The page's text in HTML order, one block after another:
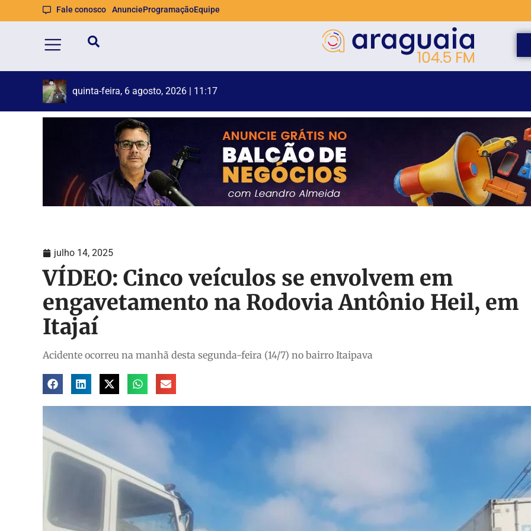
Fale conosco AnuncieProgramaçãoEquipe
quinta-feira, 6 agosto, 2026 | 10:35
julho 14, 2025
VÍDEO: Cinco veículos se envolvem em
engavetamento na Rodovia Antônio Heil, em
Itajaí
Acidente ocorreu na manhã desta segunda-feira (14/7) no bairro Itaipava